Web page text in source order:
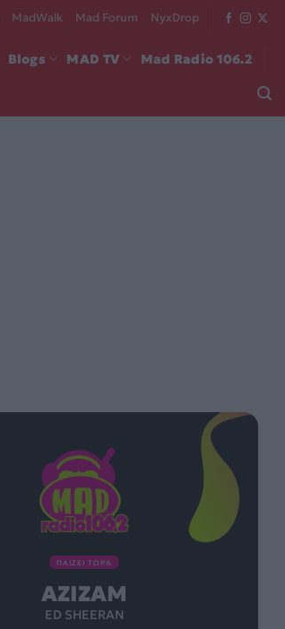
MadWalk Mad Forum NyxDrop
Blogs MAD TV Mad Radio 106.2
ΠΑΙΖΕΙ ΤΩΡΑ
AZIZAM
ED SHEERAN